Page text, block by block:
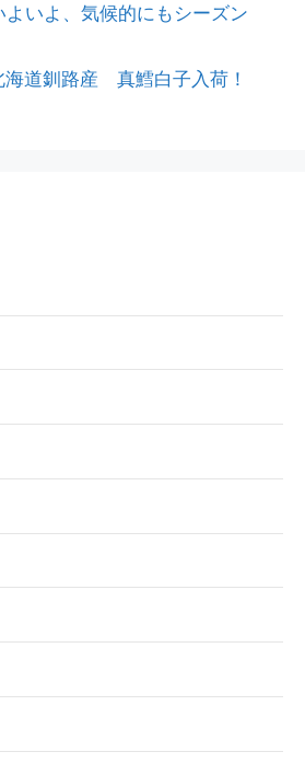
よいよ、気候的にもシーズン
海道釧路産 真鱈白子入荷！